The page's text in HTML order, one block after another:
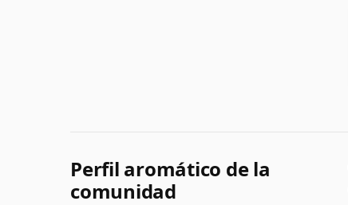
Perfil aromático de la
comunidad